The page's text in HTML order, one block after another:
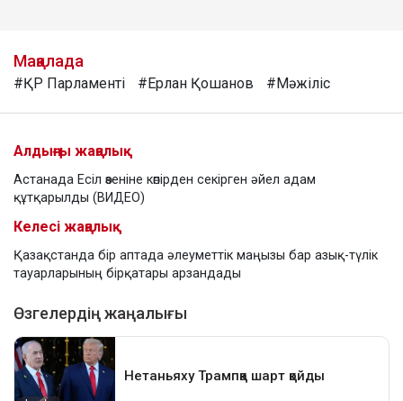
Мақалада
#ҚР Парламенті #Ерлан Қошанов #Мәжіліс
Алдыңғы жаңалық
Астанада Есіл өзеніне көпірден секірген әйел адам
құтқарылды (ВИДЕО)
Келесі жаңалық
Қазақстанда бір аптада әлеуметтік маңызы бар азық-түлік
тауарларының бірқатары арзандады